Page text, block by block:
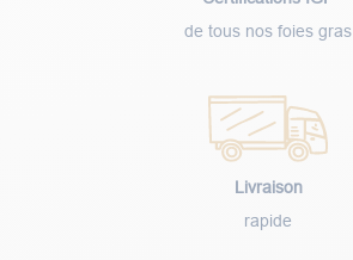
de tous nos foies gras
Livraison
rapide